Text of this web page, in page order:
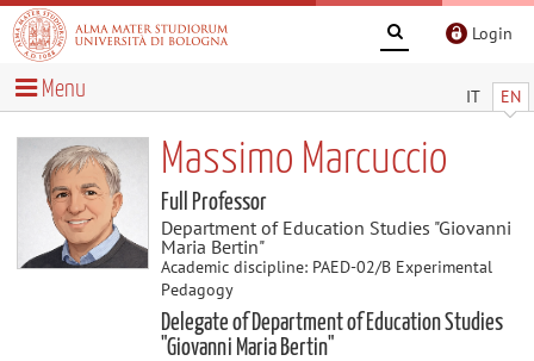
Login
IT EN
Menu
Massimo Marcuccio
Full Professor
Department of Education Studies "Giovanni
Maria Bertin"
Academic discipline: PAED-02/B Experimental
Pedagogy
Delegate of Department of Education Studies
"Giovanni Maria Bertin"